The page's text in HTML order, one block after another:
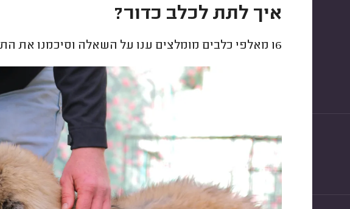
איך לתת לכלב כדור?
16 מאלפי כלבים מומלצים ענו על השאלה וסיכמנו את